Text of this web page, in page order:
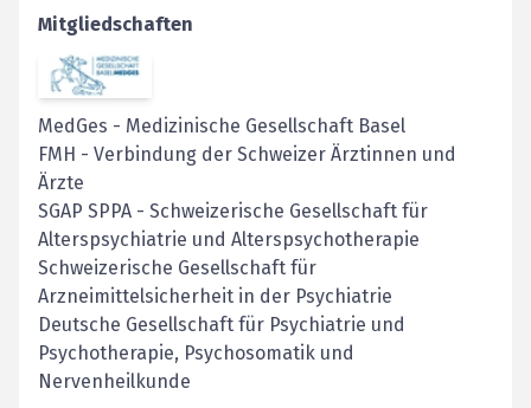
Mitgliedschaften
MedGes - Medizinische Gesellschaft Basel
FMH - Verbindung der Schweizer Ärztinnen und
Ärzte
SGAP SPPA - Schweizerische Gesellschaft für
Alterspsychiatrie und Alterspsychotherapie
Schweizerische Gesellschaft für
Arzneimittelsicherheit in der Psychiatrie
Deutsche Gesellschaft für Psychiatrie und
Psychotherapie, Psychosomatik und
Nervenheilkunde